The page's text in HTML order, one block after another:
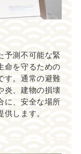
予測不可能な緊
命を守るための
す。通常の避難
炎、建物の損壊
に、安全な場所
します。